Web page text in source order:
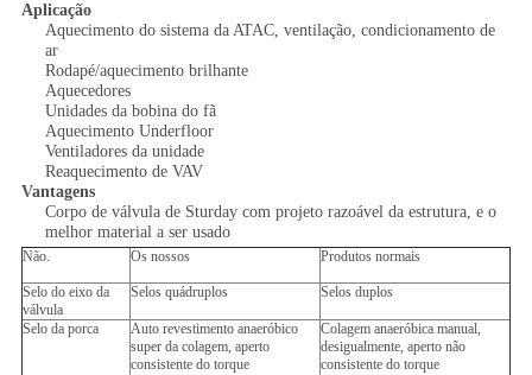
Aplicação
Aquecimento do sistema da ATAC, ventilação, condicionamento de
ar
Rodapé/aquecimento brilhante
Aquecedores
Unidades da bobina do fã
Aquecimento Underfloor
Ventiladores da unidade
Reaquecimento de VAV
Vantagens
Corpo de válvula de Sturday com projeto razoável da estrutura, e o
melhor material a ser usado
Não. Os nossos Produtos normais
Selo do eixo da
válvula
Selos quádruplos Selos duplos
Selo da porca
Auto revestimento anaeróbico
super da colagem, aperto
consistente do torque
Colagem anaeróbica manual,
desigualmente, aperto não
consistente do torque